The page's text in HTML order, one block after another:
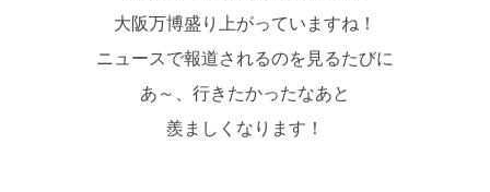
大阪万博盛り上がっていますね！
ニュースで報道されるのを見るたびに
あ～、行きたかったなあと
羨ましくなります！